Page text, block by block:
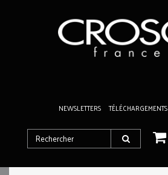
NEWSLETTERS TÉLÉCHARGEMENTS